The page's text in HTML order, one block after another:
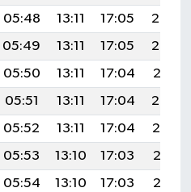
05:48 13:11 17:05
20:24
05:49 13:11 17:05
20:23
05:50 13:11 17:04
20:21
05:51 13:11 17:04
20:20
05:52 13:11 17:04
20:19
05:53 13:10 17:03
20:18
05:54 13:10 17:03
20:17